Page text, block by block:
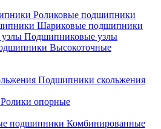
Роликовые подшипники
Шариковые подшипники
Подшипниковые узлы
Высокоточные
Подшипники скольжения
Ролики опорные
Комбинированные